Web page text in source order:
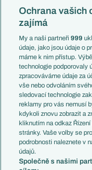
Mistrovství světa
Liga národů
Témata
Představení týmů MS
EuroSkauting
PL v kostce
Evropské koeficienty
Přestupy
Přestupové spekulace
Zranění
Kluby
Arsenal FC
Chelsea FC
Manchester United
Ochrana vašich
zajímá
My a naši partneři999
údaje, jako jsou údaje o
máme k nim přístup.
technologie podporovaly
zpracováváme údaje za
vše nebo odvoláním
sledovací technologie
reklamy pro vás nemusí
kdykoli znovu zobrazit a
kliknutím na odkaz
stránky. Vaše volby se
podrobnosti naleznete v
údajů.
Společně s našimi